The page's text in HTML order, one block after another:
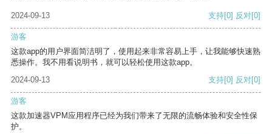
2024-09-13 支持[0] 反对[0]
游客
这款app的用户界面简洁明了，使用起来非常容易上手，让我能够快速熟
悉操作。我不用看说明书，就可以轻松使用这款app。
2024-09-13
支持[0] 反对[0]
游客
这款加速器VPM应用程序已经为我们带来了无限的流畅体验和安全性保
护。